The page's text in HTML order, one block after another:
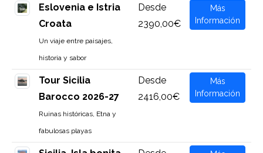
Eslovenia e Istria
Croata
Un viaje entre paisajes,
historia y sabor
Desde
2390,00€
Más
Información
Tour Sicilia
Barocco 2026-27
Ruinas históricas, Etna y
fabulosas playas
Desde
2416,00€
Más
Información